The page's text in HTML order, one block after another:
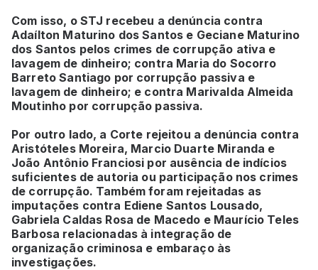
Com isso, o STJ recebeu a denúncia contra
Adaílton Maturino dos Santos e Geciane Maturino
dos Santos pelos crimes de corrupção ativa e
lavagem de dinheiro; contra Maria do Socorro
Barreto Santiago por corrupção passiva e
lavagem de dinheiro; e contra Marivalda Almeida
Moutinho por corrupção passiva.
Por outro lado, a Corte rejeitou a denúncia contra
Aristóteles Moreira, Marcio Duarte Miranda e
João Antônio Franciosi por ausência de indícios
suficientes de autoria ou participação nos crimes
de corrupção. Também foram rejeitadas as
imputações contra Ediene Santos Lousado,
Gabriela Caldas Rosa de Macedo e Maurício Teles
Barbosa relacionadas à integração de
organização criminosa e embaraço às
investigações.